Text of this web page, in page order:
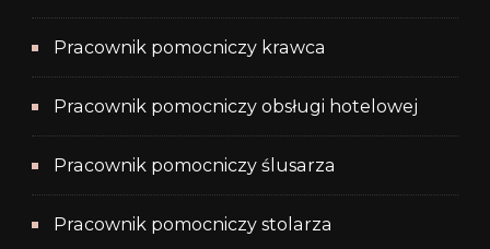
Pracownik pomocniczy krawca
Pracownik pomocniczy obsługi hotelowej
Pracownik pomocniczy ślusarza
Pracownik pomocniczy stolarza